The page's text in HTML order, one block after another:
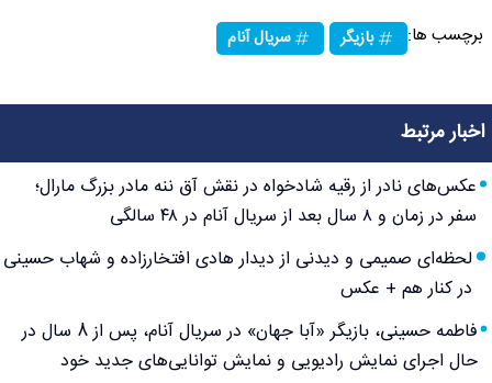
برچسب ها: بازیگر سریال آنام
اخبار مرتبط
عکس‌های نادر از رقیه شادخواه در نقش آق ننه مادر بزرگ مارال؛
سفر در زمان و ۸ سال بعد از سریال آنام در ۴۸ سالگی
لحظه‌ای صمیمی و دیدنی از دیدار هادی افتخارزاده و شهاب حسینی
در کنار هم + عکس
فاطمه حسینی، بازیگر «آبا جهان» در سریال آنام، پس از 8 سال در
حال اجرای نمایش رادیویی و نمایش توانایی‌های جدید خود